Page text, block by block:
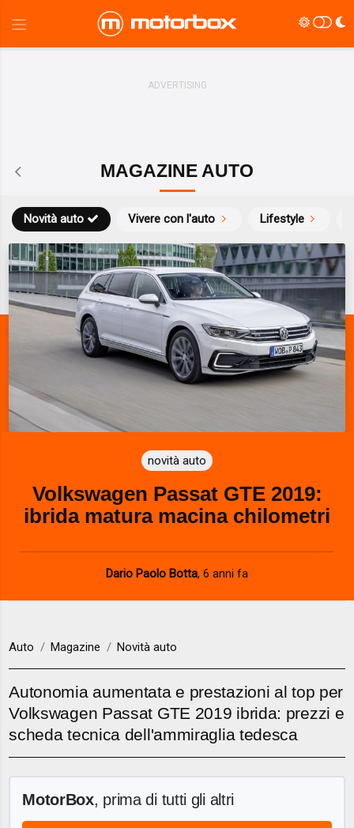
MAGAZINE AUTO
Novità auto Vivere con l'auto Lifestyle
novità auto
Volkswagen Passat GTE 2019:
ibrida matura macina chilometri
Dario Paolo Botta, 6 anni fa
Auto Magazine Novità auto
Autonomia aumentata e prestazioni al top per
Volkswagen Passat GTE 2019 ibrida: prezzi e
scheda tecnica dell'ammiraglia tedesca
MotorBox, prima di tutti gli altri